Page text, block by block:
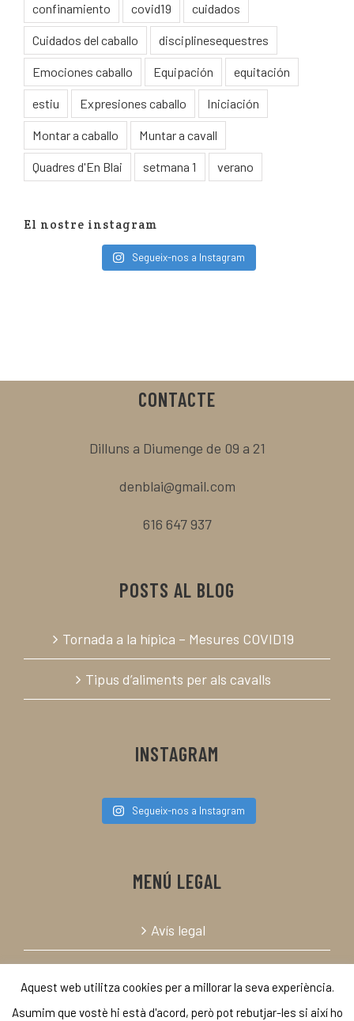
confinamiento covid19 cuidados
Cuidados del caballo disciplinesequestres
Emociones caballo Equipación equitación
estiu Expresiones caballo Iniciación
Montar a caballo Muntar a cavall
Quadres d'En Blai setmana 1 verano
El nostre instagram
Segueix-nos a Instagram
CONTACTE
Dilluns a Diumenge de 09 a 21
denblai@gmail.com
616 647 937
POSTS AL BLOG
Tornada a la hípica – Mesures COVID19
Tipus d’aliments per als cavalls
INSTAGRAM
Segueix-nos a Instagram
MENÚ LEGAL
Avís legal
Aquest web utilitza cookies per a millorar la seva experiència.
Asumim que vostè hi està d'acord, però pot rebutjar-les si així ho